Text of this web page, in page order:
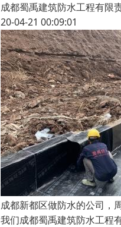
成都蜀禹建筑防水工程有限
20-04-21 00:09:01
成都新都区做防水的公司，
我们成都蜀禹建筑防水工程